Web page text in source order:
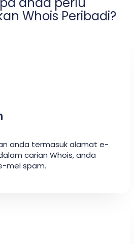
Whois Peribadi?
anda termasuk alamat e-
carian Whois, anda
mel spam.